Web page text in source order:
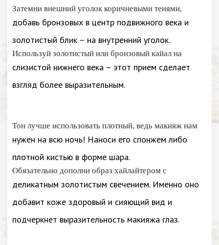
Затемни внешний уголок коричневыми тенями,
добавь бронзовых в центр подвижного века и
золотистый блик – на внутренний уголок.
Используй золотистый или бронзовый кайал на
слизистой нижнего века – этот прием сделает
взгляд более выразительным.
Тон лучше использовать плотный, ведь макияж нам
нужен на всю ночь! Наноси его спонжем либо
плотной кистью в форме шара.
Обязательно дополни образ хайлайтером с
деликатным золотистым свечением. Именно оно
добавит коже здоровый и сияющий вид и
подчеркнет выразительность макияжа глаз.